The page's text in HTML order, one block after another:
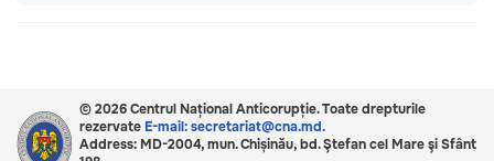
k
© 2026 Centrul Național Anticorupție. Toate drepturile
rezervate E-mail: secretariat@cna.md.
Address: MD-2004, mun. Chișinău, bd. Ştefan cel Mare şi Sfânt